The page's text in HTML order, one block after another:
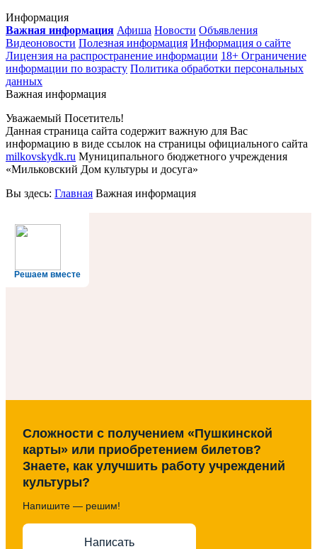
Информация
Важная информация Афиша Новости Объявления
Видеоновости Полезная информация Информация о сайте
Лицензия на распространение информации 18+ Ограничение
информации по возрасту Политика обработки персональных
данных
Важная информация
Уважаемый Посетитель!
Данная страница сайта содержит важную для Вас
информацию в виде ссылок на страницы официального сайта
milkovskydk.ru Муниципального бюджетного учреждения
«Мильковский Дом культуры и досуга»
Вы здесь: Главная Важная информация
Решаем вместе
Сложности с получением «Пушкинской
карты» или приобретением билетов?
Знаете, как улучшить работу учреждений
культуры?
Напишите — решим!
Написать